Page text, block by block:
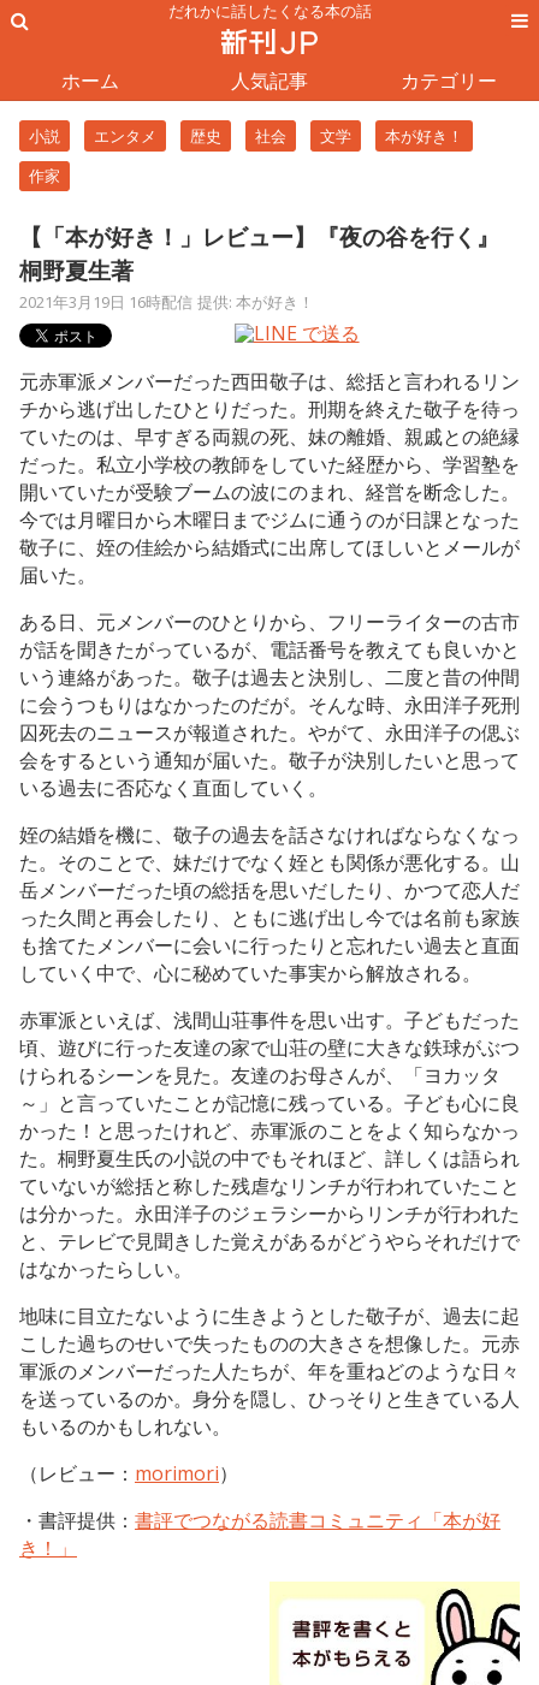
だれかに話したくなる本の話
ホーム 人気記事 カテゴリー
小説 エンタメ 歴史 社会 文学
本が好き！
作家
【「本が好き！」レビュー】『夜の谷を行く』
桐野夏生著
2021年3月19日 16時配信 提供: 本が好き！
元赤軍派メンバーだった西田敬子は、総括と言われるリン
チから逃げ出したひとりだった。刑期を終えた敬子を待っ
ていたのは、早すぎる両親の死、妹の離婚、親戚との絶縁
だった。私立小学校の教師をしていた経歴から、学習塾を
開いていたが受験ブームの波にのまれ、経営を断念した。
今では月曜日から木曜日までジムに通うのが日課となった
敬子に、姪の佳絵から結婚式に出席してほしいとメールが
届いた。
ある日、元メンバーのひとりから、フリーライターの古市
が話を聞きたがっているが、電話番号を教えても良いかと
いう連絡があった。敬子は過去と決別し、二度と昔の仲間
に会うつもりはなかったのだが。そんな時、永田洋子死刑
囚死去のニュースが報道された。やがて、永田洋子の偲ぶ
会をするという通知が届いた。敬子が決別したいと思って
いる過去に否応なく直面していく。
姪の結婚を機に、敬子の過去を話さなければならなくなっ
た。そのことで、妹だけでなく姪とも関係が悪化する。山
岳メンバーだった頃の総括を思いだしたり、かつて恋人だ
った久間と再会したり、ともに逃げ出し今では名前も家族
も捨てたメンバーに会いに行ったりと忘れたい過去と直面
していく中で、心に秘めていた事実から解放される。
赤軍派といえば、浅間山荘事件を思い出す。子どもだった
頃、遊びに行った友達の家で山荘の壁に大きな鉄球がぶつ
けられるシーンを見た。友達のお母さんが、「ヨカッタ
～」と言っていたことが記憶に残っている。子ども心に良
かった！と思ったけれど、赤軍派のことをよく知らなかっ
た。桐野夏生氏の小説の中でもそれほど、詳しくは語られ
ていないが総括と称した残虐なリンチが行われていたこと
は分かった。永田洋子のジェラシーからリンチが行われた
と、テレビで見聞きした覚えがあるがどうやらそれだけで
はなかったらしい。
地味に目立たないように生きようとした敬子が、過去に起
こした過ちのせいで失ったものの大きさを想像した。元赤
軍派のメンバーだった人たちが、年を重ねどのような日々
を送っているのか。身分を隠し、ひっそりと生きている人
もいるのかもしれない。
（レビュー： morimori）
・書評提供： 書評でつながる読書コミュニティ「本が好
き！」